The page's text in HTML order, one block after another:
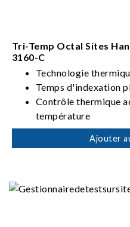
Tri-Temp Octal Sites
3160-C
Technologie
Temps d'indexation
Contrôle thermique
température
Conception sans
Prend en charge
Ajouter